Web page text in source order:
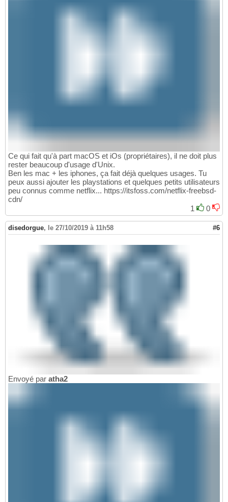
Ce qui fait qu'à part macOS et iOs (propriétaires), il ne doit plus
rester beaucoup d'usage d'Unix.
Ben les mac + les iphones, ça fait déjà quelques usages. Tu
peux aussi ajouter les playstations et quelques petits utilisateurs
peu connus comme netflix... https://itsfoss.com/netflix-freebsd-
cdn/
1
0
disedorgue, le 27/10/2019 à 11h58 #6
Envoyé par atha2